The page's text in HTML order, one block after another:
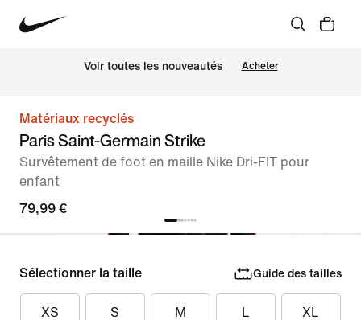
Voir toutes les nouveautés Acheter
Matériaux recyclés
Paris Saint-Germain Strike
Survêtement de foot en maille Nike Dri-FIT pour
enfant
79,99 €
Sélectionner la taille Guide des tailles
XS S M L XL